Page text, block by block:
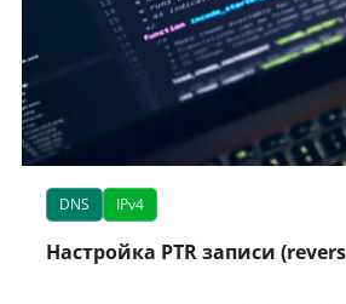
DNS IPv4
Настройка PTR записи